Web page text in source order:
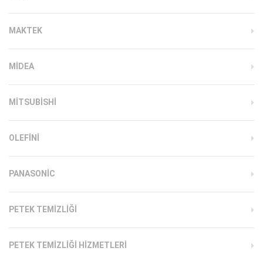
MAKTEK
MIDEA
MITSUBISHI
OLEFINI
PANASONIC
PETEK TEMIZLIĞI
PETEK TEMIZLIĞI HIZMETLERI